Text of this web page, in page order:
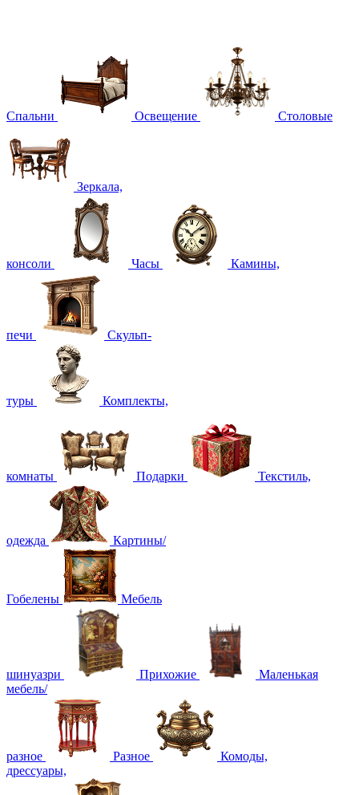
Спальни Освещение Столовые
Зеркала,
консоли Часы Камины,
печи Скульп-
туры Комплекты,
комнаты Подарки Текстиль,
одежда Картины/
Гобелены Мебель
шинуазри Прихожие
Маленькая
мебель/
разное Разное
Комоды,
дрессуары,